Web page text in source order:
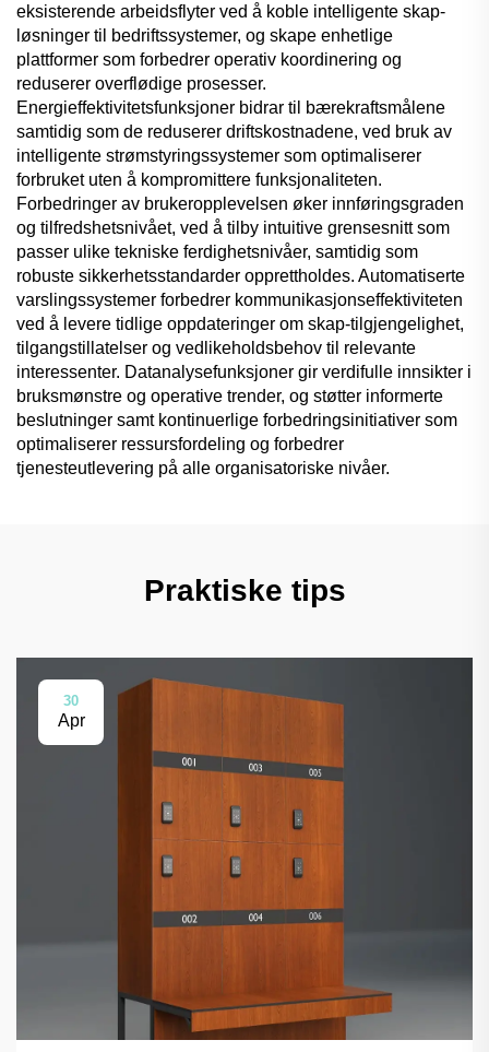
eksisterende arbeidsflyter ved å koble intelligente skap-
løsninger til bedriftssystemer, og skape enhetlige
plattformer som forbedrer operativ koordinering og
reduserer overflødige prosesser.
Energieffektivitetsfunksjoner bidrar til bærekraftsmålene
samtidig som de reduserer driftskostnadene, ved bruk av
intelligente strømstyringssystemer som optimaliserer
forbruket uten å kompromittere funksjonaliteten.
Forbedringer av brukeropplevelsen øker innføringsgraden
og tilfredshetsnivået, ved å tilby intuitive grensesnitt som
passer ulike tekniske ferdighetsnivåer, samtidig som
robuste sikkerhetsstandarder opprettholdes. Automatiserte
varslingssystemer forbedrer kommunikasjonseffektiviteten
ved å levere tidlige oppdateringer om skap-tilgjengelighet,
tilgangstillatelser og vedlikeholdsbehov til relevante
interessenter. Datanalysefunksjoner gir verdifulle innsikter i
bruksmønstre og operative trender, og støtter informerte
beslutninger samt kontinuerlige forbedringsinitiativer som
optimaliserer ressursfordeling og forbedrer
tjenesteutlevering på alle organisatoriske nivåer.
Praktiske tips
30
Apr